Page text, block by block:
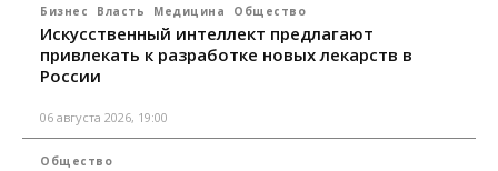
Бизнес Власть Медицина Общество
Искусственный интеллект предлагают
привлекать к разработке новых лекарств в
России
06 августа 2026, 19:00
Общество